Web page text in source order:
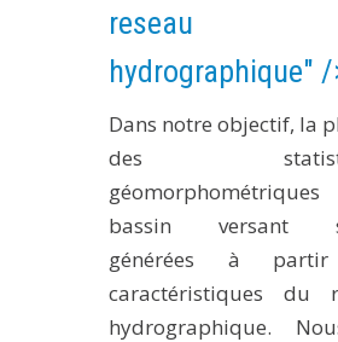
reseau
hydrographique" /
Dans notre objectif, la
des
bassin versant
générées à
caractéristiques du
hydrographique.